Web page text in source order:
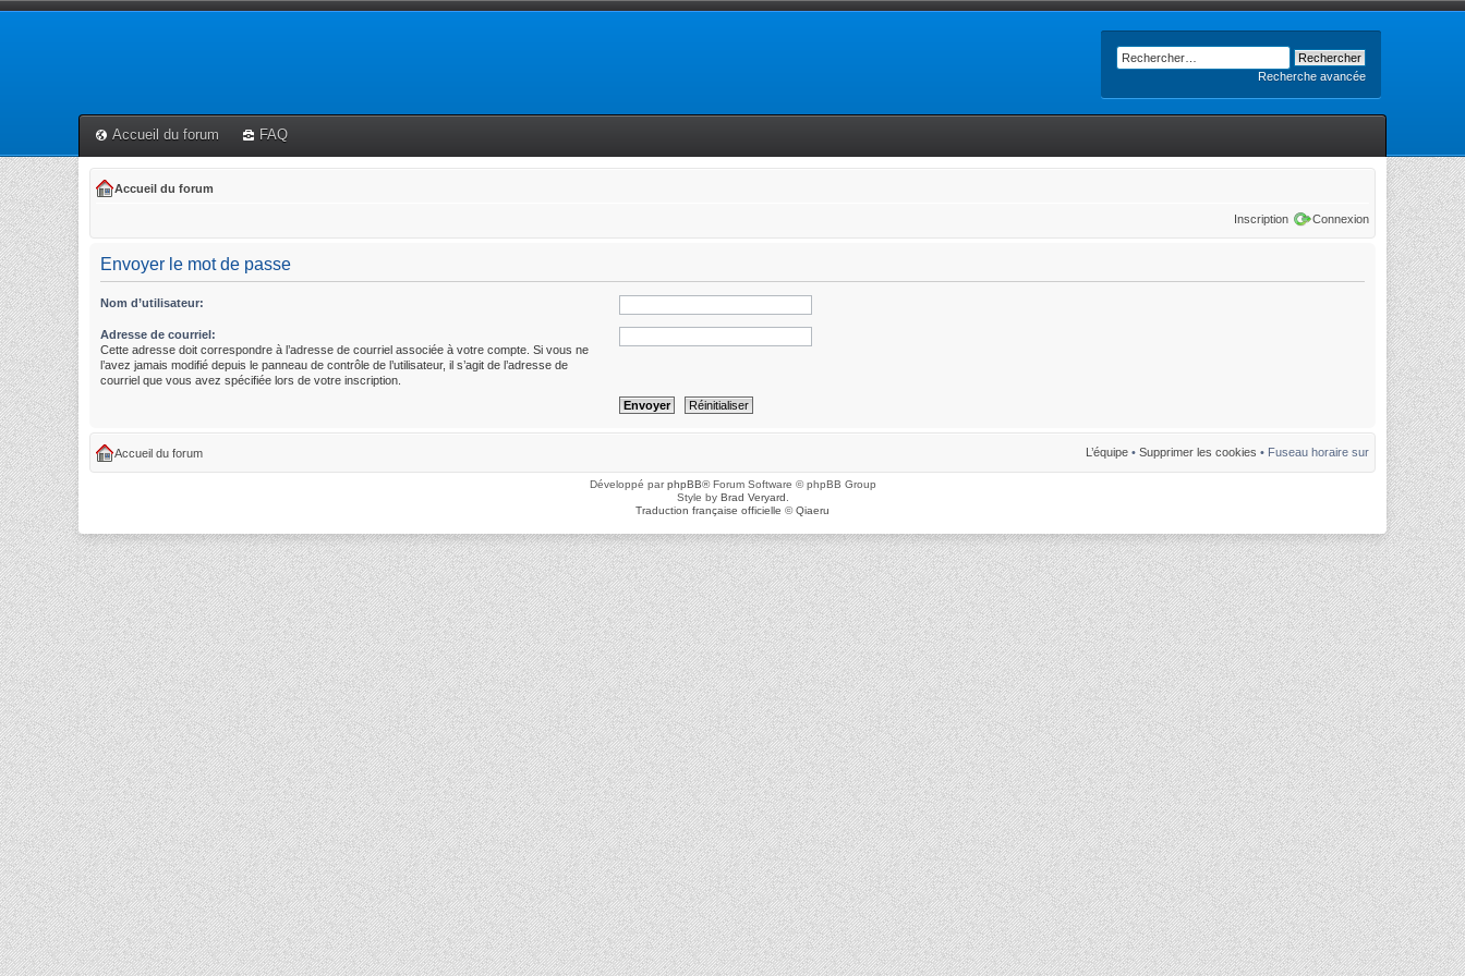
Recherche avancée
Accueil du forum FAQ
Accueil du forum
Inscription Connexion
Envoyer le mot de passe
Nom d’utilisateur:
Adresse de courriel:
Cette adresse doit correspondre à l’adresse de courriel associée à votre compte. Si vous ne
l’avez jamais modifié depuis le panneau de contrôle de l’utilisateur, il s’agit de l’adresse de
courriel que vous avez spécifiée lors de votre inscription.
Accueil du forum L’équipe • Supprimer les cookies • Fuseau horaire sur
Développé parphpBB® Forum Software © phpBB Group
Style by Brad Veryard
Traduction française officielle ©Qiaeru